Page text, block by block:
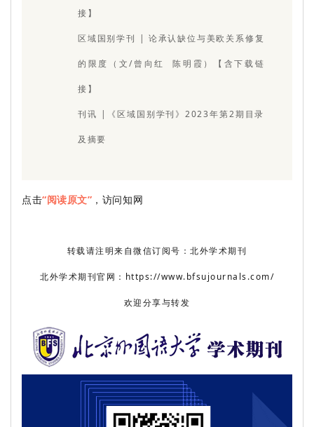
接】
区域国别学刊 | 论承认缺位与美欧关系修复
的限度（文/曾向红 陈明霞）【含下载链
接】
刊讯 |《区域国别学刊》2023年第2期目录
及摘要
点击“阅读原文” ，访问知网
转载请注明来自微信订阅号：北外学术期刊
北外学术期刊官网：https://www.bfsujournals.com/
欢迎分享与转发